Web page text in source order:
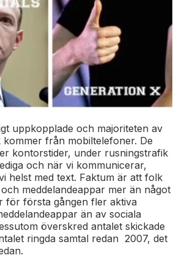
uppkopplade och majoriteten av
från mobiltelefoner. De
kontorstider, under rusningstrafik
och när vi kommunicerar,
helst med text. Faktum är att folk
meddelandeappar mer än något
för första gången fler aktiva
än av sociala
överskred antalet skickade
ringda samtal redan 2007, det